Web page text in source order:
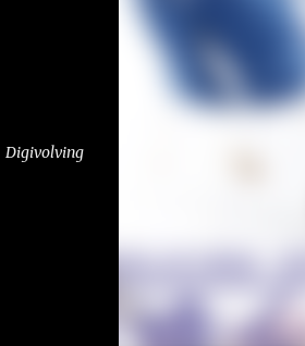
Digivolving